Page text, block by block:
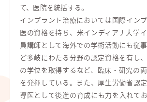
て、医院を統括する。
インプラント治療においては国際イン
医の資格を持ち、米インディアナ大学
員講師として海外での学術活動にも従
ど多岐にわたる分野の認定資格を有し
の学位を取得するなど、臨床・研究の
を発揮している。また、厚生労働省認
導医として後進の育成にも力を入れて